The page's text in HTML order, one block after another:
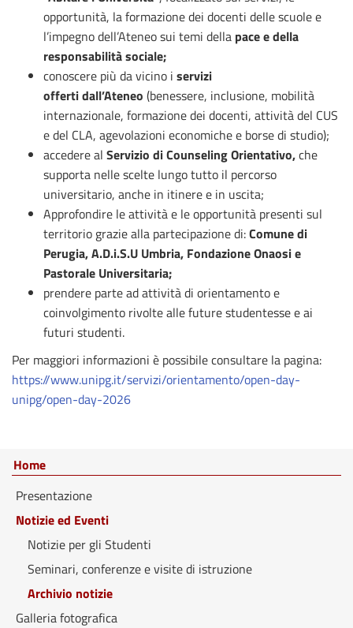
opportunità, la formazione dei docenti delle scuole e
l’impegno dell’Ateneo sui temi della pace e della
responsabilità sociale;
conoscere più da vicino i servizi
offerti dall’Ateneo (benessere, inclusione, mobilità
internazionale, formazione dei docenti, attività del CUS
e del CLA, agevolazioni economiche e borse di studio);
accedere al Servizio di Counseling Orientativo,che
supporta nelle scelte lungo tutto il percorso
universitario, anche in itinere e in uscita;
Approfondire le attività e le opportunità presenti sul
territorio grazie alla partecipazione di:Comune di
Perugia, A.D.i.S.U Umbria, Fondazione Onaosi e
Pastorale Universitaria;
prendere parte ad attività di orientamento e
coinvolgimento rivolte alle future studentesse e ai
futuri studenti.
Per maggiori informazioni è possibile consultare la pagina:
https://www.unipg.it/servizi/orientamento/open-day-
unipg/open-day-2026
Home
Presentazione
Notizie ed Eventi
Notizie per gli Studenti
Seminari, conferenze e visite di istruzione
Archivio notizie
Galleria fotografica